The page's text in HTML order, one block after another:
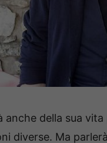
anche della sua
diverse. Ma